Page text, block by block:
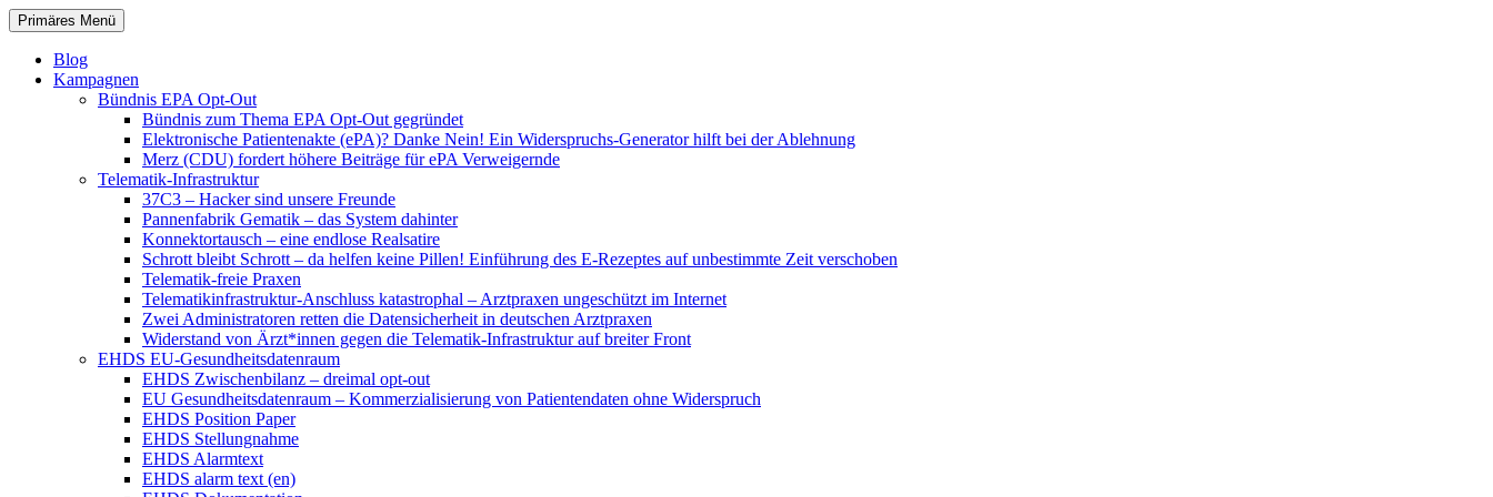
Zum
Inhalt
springen
patientenrechte-datenschutz.de
Suchen
Primäres Menü
Blog
Kampagnen
Bündnis EPA Opt-Out
Bündnis zum Thema EPA Opt-Out gegründet
Elektronische Patientenakte (ePA)? Danke Nein! Ein Widerspruchs-Generator hilft bei der Ablehnung
Merz (CDU) fordert höhere Beiträge für ePA Verweigernde
Telematik-Infrastruktur
37C3 – Hacker sind unsere Freunde
Pannenfabrik Gematik – das System dahinter
Konnektortausch – eine endlose Realsatire
Schrott bleibt Schrott – da helfen keine Pillen! Einführung des E-Rezeptes auf unbestimmte Zeit verschoben
Telematik-freie Praxen
Telematikinfrastruktur-Anschluss katastrophal – Arztpraxen ungeschützt im Internet
Zwei Administratoren retten die Datensicherheit in deutschen Arztpraxen
Widerstand von Ärzt*innen gegen die Telematik-Infrastruktur auf breiter Front
EHDS EU-Gesundheitsdatenraum
EHDS Zwischenbilanz – dreimal opt-out
EU Gesundheitsdatenraum – Kommerzialisierung von Patientendaten ohne Widerspruch
EHDS Position Paper
EHDS Stellungnahme
EHDS Alarmtext
EHDS alarm text (en)